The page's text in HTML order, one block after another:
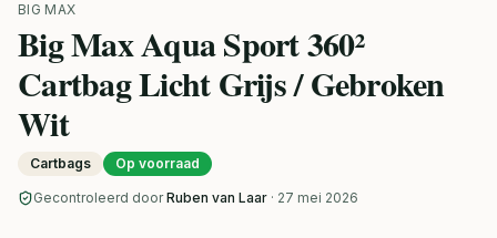
BIG MAX
Big Max Aqua Sport 360²
Cartbag Licht Grijs / Gebroken
Wit
Cartbags Op voorraad
Gecontroleerd door Ruben van Laar · 27 mei 2026